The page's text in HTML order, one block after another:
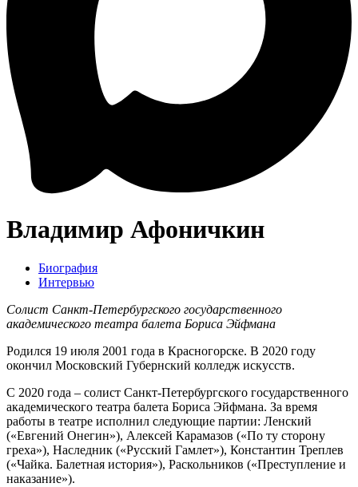
Владимир Афоничкин
Биография
Интервью
Солист Санкт-Петербургского государственного
академического театра балета Бориса Эйфмана
Родился 19 июля 2001 года в Красногорске. В 2020 году
окончил Московский Губернский колледж искусств.
С 2020 года – солист Санкт-Петербургского государственного
академического театра балета Бориса Эйфмана. За время
работы в театре исполнил следующие партии: Ленский
(«Евгений Онегин»), Алексей Карамазов («По ту сторону
греха»), Наследник («Русский Гамлет»), Константин Треплев
(«Чайка. Балетная история»), Раскольников («Преступление и
наказание»).